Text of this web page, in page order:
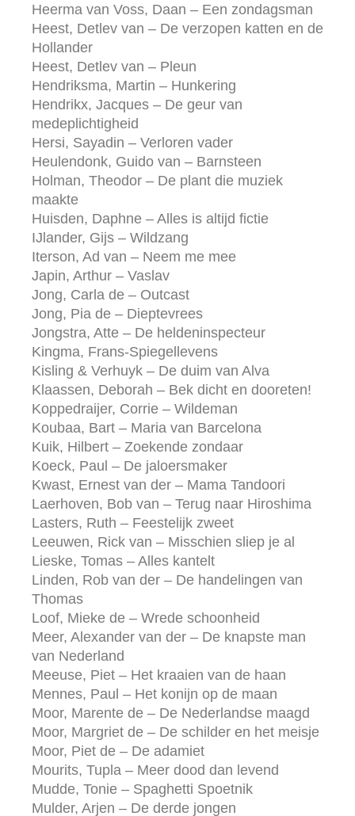
Heerma van Voss, Daan – Een zondagsman
Heest, Detlev van – De verzopen katten en de
Hollander
Heest, Detlev van – Pleun
Hendriksma, Martin – Hunkering
Hendrikx, Jacques – De geur van
medeplichtigheid
Hersi, Sayadin – Verloren vader
Heulendonk, Guido van – Barnsteen
Holman, Theodor – De plant die muziek
maakte
Huisden, Daphne – Alles is altijd fictie
IJlander, Gijs – Wildzang
Iterson, Ad van – Neem me mee
Japin, Arthur – Vaslav
Jong, Carla de – Outcast
Jong, Pia de – Dieptevrees
Jongstra, Atte – De heldeninspecteur
Kingma, Frans-Spiegellevens
Kisling & Verhuyk – De duim van Alva
Klaassen, Deborah – Bek dicht en dooreten!
Koppedraijer, Corrie – Wildeman
Koubaa, Bart – Maria van Barcelona
Kuik, Hilbert – Zoekende zondaar
Koeck, Paul – De jaloersmaker
Kwast, Ernest van der – Mama Tandoori
Laerhoven, Bob van – Terug naar Hiroshima
Lasters, Ruth – Feestelijk zweet
Leeuwen, Rick van – Misschien sliep je al
Lieske, Tomas – Alles kantelt
Linden, Rob van der – De handelingen van
Thomas
Loof, Mieke de – Wrede schoonheid
Meer, Alexander van der – De knapste man
van Nederland
Meeuse, Piet – Het kraaien van de haan
Mennes, Paul – Het konijn op de maan
Moor, Marente de – De Nederlandse maagd
Moor, Margriet de – De schilder en het meisje
Moor, Piet de – De adamiet
Mourits, Tupla – Meer dood dan levend
Mudde, Tonie – Spaghetti Spoetnik
Mulder, Arjen – De derde jongen